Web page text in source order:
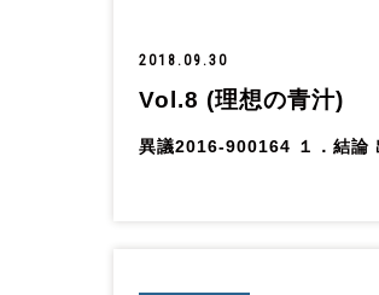
2018.09.30
Vol.8 (理想の青汁)
異議2016-900164 １．結論